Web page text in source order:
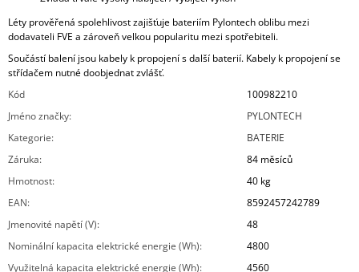
Léty prověřená spolehlivost zajišťuje bateriím Pylontech oblibu mezi
dodavateli FVE a zároveň velkou popularitu mezi spotřebiteli.
Součástí balení jsou kabely k propojení s další baterií. Kabely k propojení se
střídačem nutné doobjednat zvlášť.
Kód
100982210
Jméno značky:
PYLONTECH
Kategorie:
BATERIE
Záruka:
84 měsíců
Hmotnost:
40 kg
EAN:
8592457242789
Jmenovité napětí (V):
48
Nominální kapacita elektrické energie (Wh):
4800
Využitelná kapacita elektrické energie (Wh):
4560